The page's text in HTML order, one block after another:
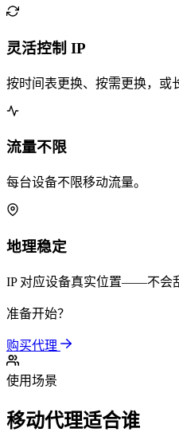
灵活控制 IP
按时间表更换、按需更换，或
流量不限
每台设备不限移动流量。
地理稳定
IP 对应设备真实位置——不会
准备开始？
购买代理
使用场景
移动代理适合谁